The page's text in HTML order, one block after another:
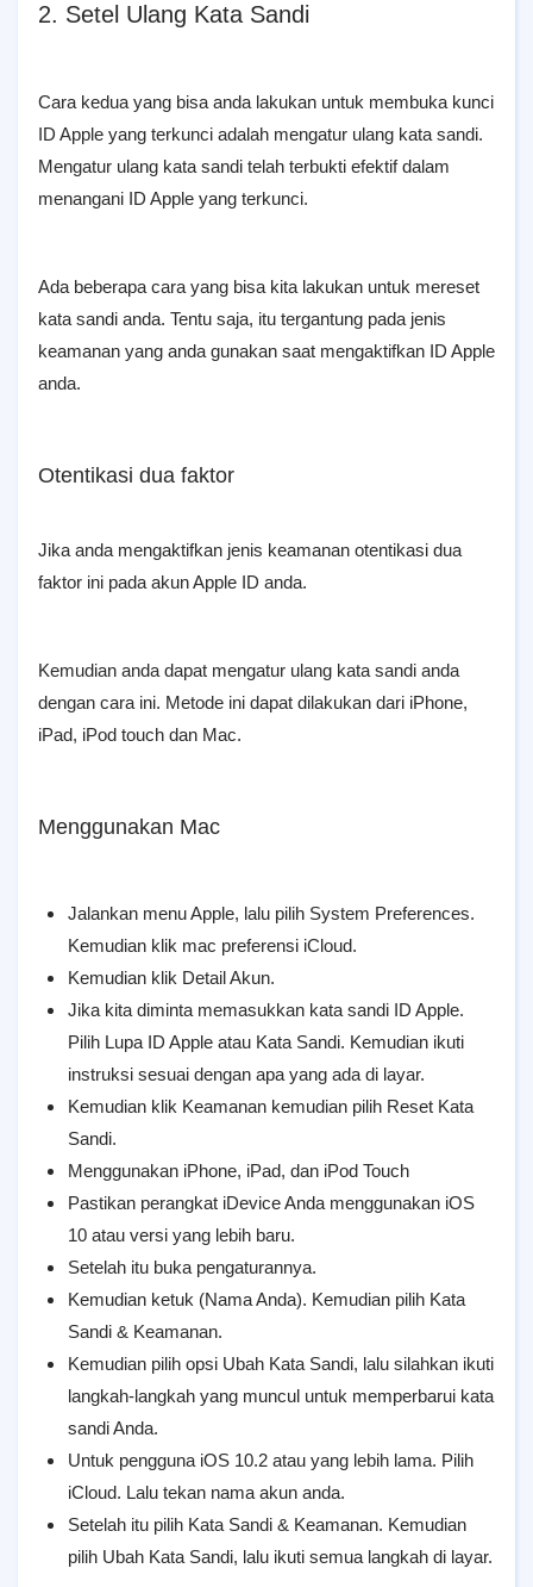
2. Setel Ulang Kata Sandi
Cara kedua yang bisa anda lakukan untuk membuka kunci
ID Apple yang terkunci adalah mengatur ulang kata sandi.
Mengatur ulang kata sandi telah terbukti efektif dalam
menangani ID Apple yang terkunci.
Ada beberapa cara yang bisa kita lakukan untuk mereset
kata sandi anda. Tentu saja, itu tergantung pada jenis
keamanan yang anda gunakan saat mengaktifkan ID Apple
anda.
Otentikasi dua faktor
Jika anda mengaktifkan jenis keamanan otentikasi dua
faktor ini pada akun Apple ID anda.
Kemudian anda dapat mengatur ulang kata sandi anda
dengan cara ini. Metode ini dapat dilakukan dari iPhone,
iPad, iPod touch dan Mac.
Menggunakan Mac
Jalankan menu Apple, lalu pilih System Preferences.
Kemudian klik mac preferensi iCloud.
Kemudian klik Detail Akun.
Jika kita diminta memasukkan kata sandi ID Apple.
Pilih Lupa ID Apple atau Kata Sandi. Kemudian ikuti
instruksi sesuai dengan apa yang ada di layar.
Kemudian klik Keamanan kemudian pilih Reset Kata
Sandi.
Menggunakan iPhone, iPad, dan iPod Touch
Pastikan perangkat iDevice Anda menggunakan iOS
10 atau versi yang lebih baru.
Setelah itu buka pengaturannya.
Kemudian ketuk (Nama Anda). Kemudian pilih Kata
Sandi & Keamanan.
Kemudian pilih opsi Ubah Kata Sandi, lalu silahkan ikuti
langkah-langkah yang muncul untuk memperbarui kata
sandi Anda.
Untuk pengguna iOS 10.2 atau yang lebih lama. Pilih
iCloud. Lalu tekan nama akun anda.
Setelah itu pilih Kata Sandi & Keamanan. Kemudian
pilih Ubah Kata Sandi, lalu ikuti semua langkah di layar.